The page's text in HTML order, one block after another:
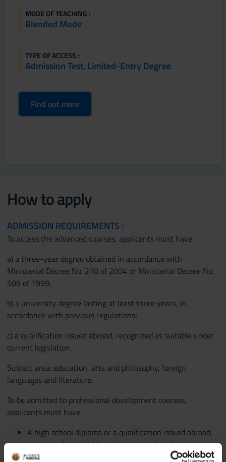
MODE OF TEACHING :
Blended Mode
TYPE OF ACCESS :
Admission Test, Limited-Entry Degree
Find out more
How to apply
ADMISSION REQUIREMENTS :
To access the advanced courses, applicants must have:
a) a three-year degree obtained in accordance with
Ministerial Decree No. 270 of 2004 or Ministerial Decree No.
509 of 1999;
b) a university degree lasting at least three years, in
accordance with previous regulations;
c) a qualification issued abroad, recognized as suitable under
current legislation.
Subject area: education, arts and philosophy, foreign
languages and literature.
To be admitted to professional development courses,
applicants must have:
A high school diploma or a qualification issued abroad,
recognized as suitable under current legislation.